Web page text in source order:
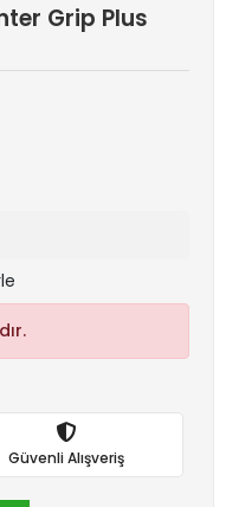
Grip Plus
Güvenli Alışveriş